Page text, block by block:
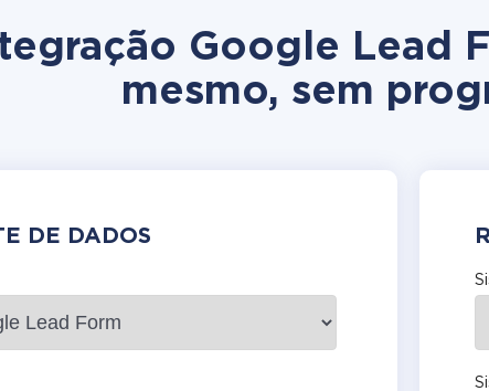
Google Lead
mesmo, sem
DE DADOS